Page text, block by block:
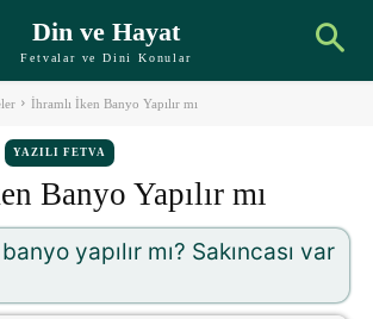
Din ve Hayat
Fetvalar ve Dini Konular
İhramlı İken Banyo Yapılır mı
YAZILI FETVA
Banyo Yapılır mı
yapılır mı? Sakıncası var